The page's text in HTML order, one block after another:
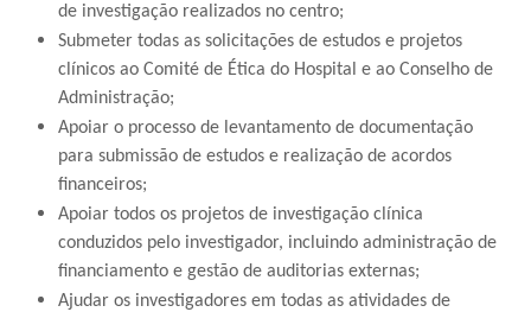
de investigação realizados no centro;
Submeter todas as solicitações de estudos e projetos
clínicos ao Comité de Ética do Hospital e ao Conselho de
Administração;
Apoiar o processo de levantamento de documentação
para submissão de estudos e realização de acordos
financeiros;
Apoiar todos os projetos de investigação clínica
conduzidos pelo investigador, incluindo administração de
financiamento e gestão de auditorias externas;
Ajudar os investigadores em todas as atividades de